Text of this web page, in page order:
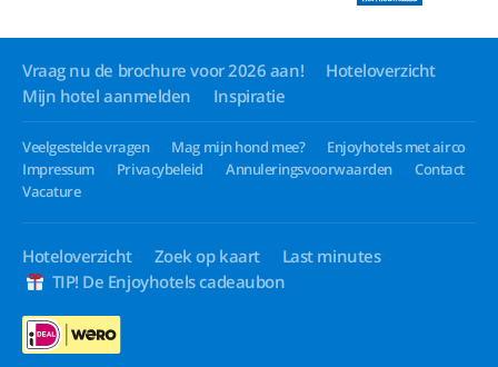
Vraag nu de brochure voor 2026 aan!
Hoteloverzicht
Mijn hotel aanmelden
Inspiratie
Veelgestelde vragen Mag mijn hond mee?
Enjoyhotels met airco
Impressum
Privacybeleid Annuleringsvoorwaarden
Contact
Vacature
Hoteloverzicht Zoek op kaart
Last minutes
TIP! De Enjoyhotels cadeaubon